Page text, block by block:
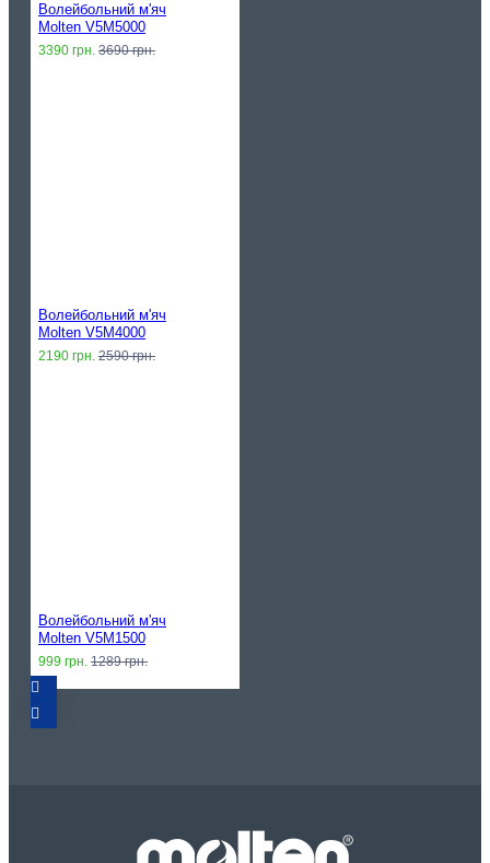
Волейбольний м'яч
Molten V5M5000
3390 грн. 3690 грн.
Волейбольний м'яч
Molten V5M4000
2190 грн. 2590 грн.
Волейбольний м'яч
Molten V5M1500
999 грн. 1289 грн.